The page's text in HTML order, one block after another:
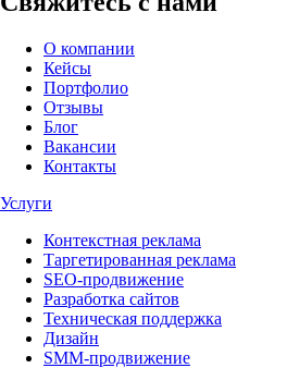
О компании
Кейсы
Портфолио
Отзывы
Блог
Вакансии
Контакты
Услуги
Контекстная реклама
Таргетированная реклама
SEO-продвижение
Разработка сайтов
Техническая поддержка
Дизайн
SMM-продвижение